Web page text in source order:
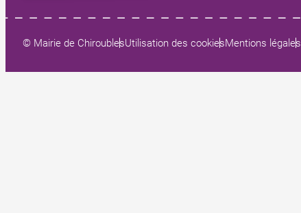
© Mairie de ChiroublesUtilisation des cookiesMentions légales